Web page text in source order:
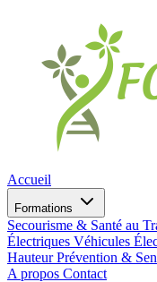
Accueil
Formations
Secourisme & Santé au
Électriques Véhicules
HauteurPrévention &
A propos Contact